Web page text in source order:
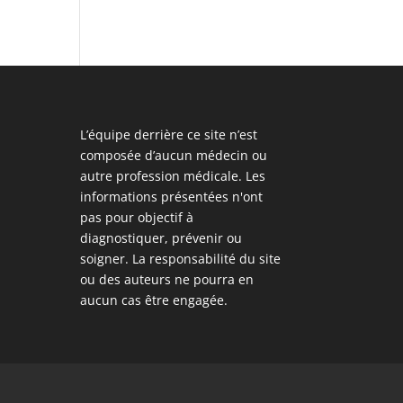
L’équipe derrière ce site n’est
composée d’aucun médecin ou
autre profession médicale. Les
informations présentées n'ont
pas pour objectif à
diagnostiquer, prévenir ou
soigner. La responsabilité du site
ou des auteurs ne pourra en
aucun cas être engagée.